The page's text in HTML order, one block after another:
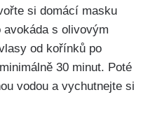
si domácí masku
s olivovým
od⁢ kořínků po
30 minut. Poté
vodou a vychutnejte si⁤